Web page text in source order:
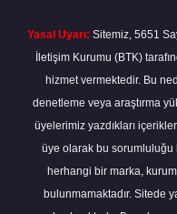
Yasal Uyarı: Sitemiz, 5651
İletişim Kurumu (BTK)
hizmet vermektedir. Bu
denetleme veya araştırma
üyelerimiz yazdıkları
üye olarak bu sorumluluğu
herhangi bir marka,
bulunmamaktadır. Sitede